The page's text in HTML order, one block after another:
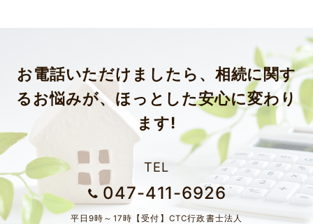
お電話いただけましたら、相続に関す
るお悩みが、ほっとした安心に変わり
ます!
TEL
047-411-6926
平日9時～17時【受付】CTC行政書士法人